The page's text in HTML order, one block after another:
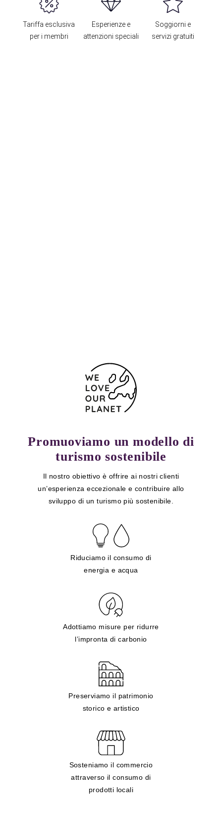
Tariffa esclusiva
per i membri
Esperienze e
attenzioni speciali
Soggiorni e
servizi gratuiti
Promuoviamo un modello di
turismo sostenibile
Il nostro obiettivo è offrire ai nostri clienti
un’esperienza eccezionale e contribuire allo
sviluppo di un turismo più sostenibile.
Riduciamo il consumo di
energia e acqua
Adottiamo misure per ridurre
l’impronta di carbonio
Preserviamo il patrimonio
storico e artistico
Sosteniamo il commercio
attraverso il consumo di
prodotti locali